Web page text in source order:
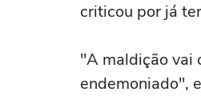
criticou por já
"A maldição vai
endemoniado",